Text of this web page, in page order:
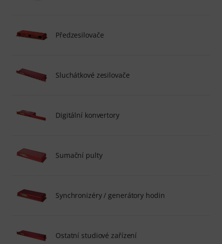
Předzesilovače
Sluchátkové zesilovače
Digitální konvertory
Sumační pulty
Synchronizéry / generátory hodin
Ostatní studiové zařízení